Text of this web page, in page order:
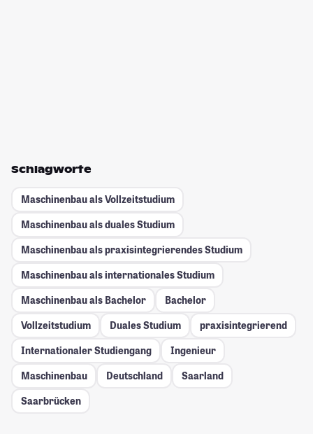
Schlagworte
Maschinenbau als Vollzeitstudium
Maschinenbau als duales Studium
Maschinenbau als praxisintegrierendes Studium
Maschinenbau als internationales Studium
Maschinenbau als Bachelor
Bachelor
Vollzeitstudium
Duales Studium
praxisintegrierend
Internationaler Studiengang
Ingenieur
Maschinenbau
Deutschland
Saarland
Saarbrücken